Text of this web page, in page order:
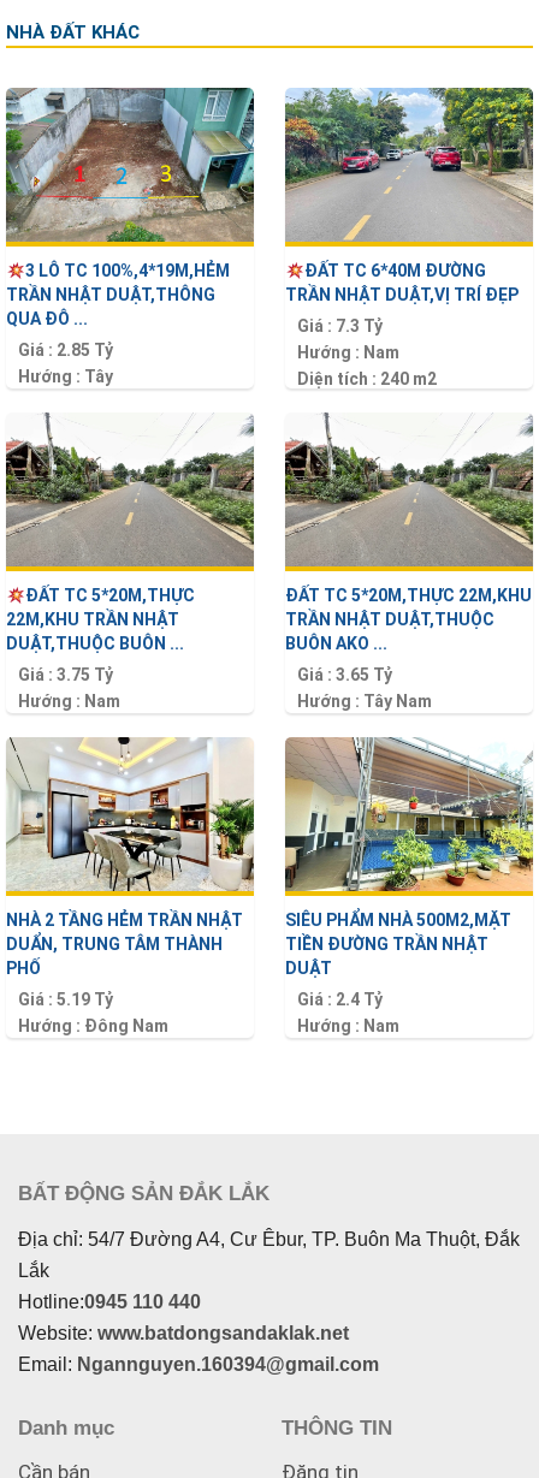
NHÀ ĐẤT KHÁC
ĐẤT TC 6*40M ĐƯỜNG
TRẦN NHẬT DUẬT,VỊ TRÍ ĐẸP
Giá : 7.3 Tỷ
Hướng : Nam
Diện tích : 240 m2
3 LÔ TC 100%,4*19M,HẺM
TRẦN NHẬT DUẬT,THÔNG
QUA ĐÔ ...
Giá : 2.85 Tỷ
Hướng : Tây
ĐẤT TC 5*20M,THỰC 22M,KHU
TRẦN NHẬT DUẬT,THUỘC
BUÔN AKO ...
Giá :3.65 Tỷ
Hướng : Tây Nam
ĐẤT TC 5*20M,THỰC
22M,KHU TRẦN NHẬT
DUẬT,THUỘC BUÔN ...
Giá : 3.75 Tỷ
Hướng : Nam
SIÊU PHẨM NHÀ 500M2,MẶT
TIỀN ĐƯỜNG TRẦN NHẬT
DUẬT
Giá : 2.4 Tỷ
Hướng : Nam
NHÀ 2 TẦNG HẺM TRẦN NHẬT
DUẨN, TRUNG TÂM THÀNH
PHỐ
Giá : 5.19 Tỷ
Hướng : Đông Nam
BẤT ĐỘNG SẢN ĐẮK LẮK
Địa chỉ: 54/7 Đường A4, Cư Êbur, TP. Buôn Ma Thuột, Đắk
Lắk
Hotline:0945 110 440
Website: www.batdongsandaklak.net
Email: Ngannguyen.160394@gmail.com
Danh mục
Cần bán
THÔNG TIN
Đăng tin